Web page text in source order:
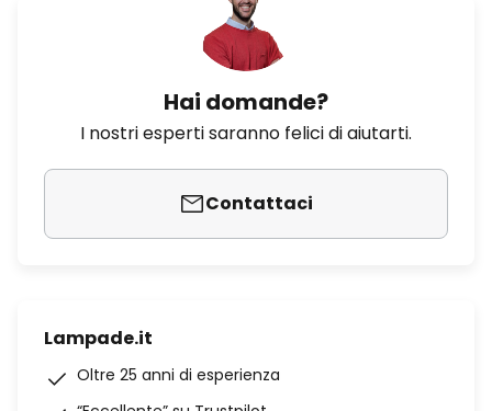
Hai domande?
I nostri esperti saranno felici di aiutarti.
Contattaci
Lampade.it
Oltre 25 anni di esperienza